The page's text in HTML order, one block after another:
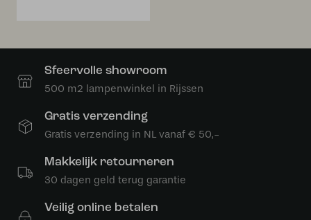
Sfeervolle showroom
500 m2 lampenwinkel in Rijssen
Gratis verzending
Gratis verzending in NL vanaf € 50,-
Makkelijk retourneren
30 dagen geld terug garantie
Veilig online betalen